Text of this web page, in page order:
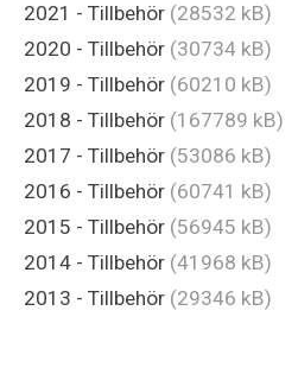
2021 - Tillbehör (28532 kB)
2020 - Tillbehör (30734 kB)
2019 - Tillbehör (60210 kB)
2018 - Tillbehör (167789 kB)
2017 - Tillbehör (53086 kB)
2016 - Tillbehör (60741 kB)
2015 - Tillbehör (56945 kB)
2014 - Tillbehör (41968 kB)
2013 - Tillbehör (29346 kB)